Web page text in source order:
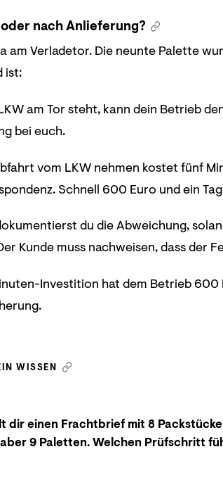
nach Anlieferung?
am Verladetor. Die neunte Palette
ist:
am Tor steht, kann dein Betrieb
bei euch.
vom LKW nehmen kostet fünf
Schnell 600 Euro und ein
du die Abweichung,
Kunde muss nachweisen, dass der
Investition hat dem Betrieb
WISSEN
dir einen Frachtbrief mit 8
9 Paletten. Welchen Prüfschritt